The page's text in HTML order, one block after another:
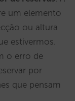
um elemento
ou altura
estivermos.
o erro de
por
que pensam